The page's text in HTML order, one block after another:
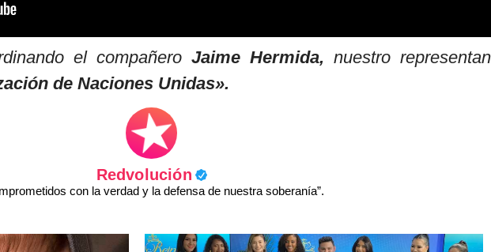
el compañeroJaime Hermida, nuestro
de Naciones Unidas».
Redvolución
con la verdad y la defensa de nuestra soberanía”.